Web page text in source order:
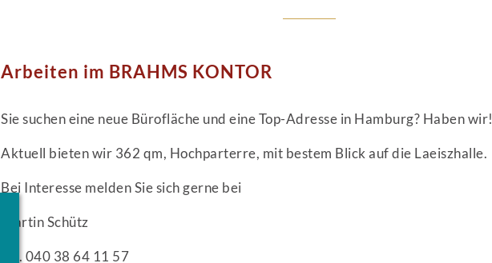
Arbeiten im BRAHMS KONTOR
Sie suchen eine neue Bürofläche und eine Top-Adresse in Hamburg? Haben wir!
Aktuell bieten wir 362 qm, Hochparterre, mit bestem Blick auf die Laeiszhalle.
Bei Interesse melden Sie sich gerne bei
Martin Schütz
Tel. 040 38 64 11 57